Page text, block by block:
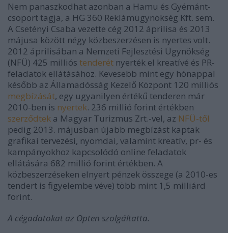
Nem panaszkodhat azonban a Hamu és Gyémánt-
csoport tagja, a HG 360 Reklámügynökség Kft. sem.
A Csetényi Csaba vezette cég 2012 áprilisa és 2013
májusa között négy közbeszerzésen is nyertes volt.
2012 áprilisában a Nemzeti Fejlesztési Ügynökség
(NFÜ) 425 milliós tenderét nyerték el kreatívé és PR-
feladatok ellátásához. Kevesebb mint egy hónappal
később az Államadósság Kezelő Központ 120 milliós
megbízását, egy ugyanilyen értékű tenderen már
2010-ben is nyertek. 236 millió forint értékben
szerződtek a Magyar Turizmus Zrt.-vel, az NFÜ-től
pedig 2013. májusban újabb megbízást kaptak
grafikai tervezési, nyomdai, valamint kreatív, pr- és
kampányokhoz kapcsolódó online feladatok
ellátására 682 millió forint értékben. A
közbeszerzéseken elnyert pénzek összege (a 2010-es
tendert is figyelembe véve) több mint 1,5 milliárd
forint.
A cégadatokat az Opten szolgáltatta.